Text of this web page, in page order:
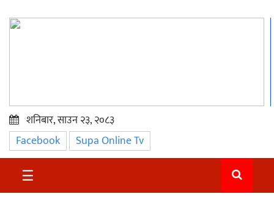
प्रमुख
समाचार
सुदुर
शनिबार, साउन २३, २०८३
Facebook Supa Online Tv
☰